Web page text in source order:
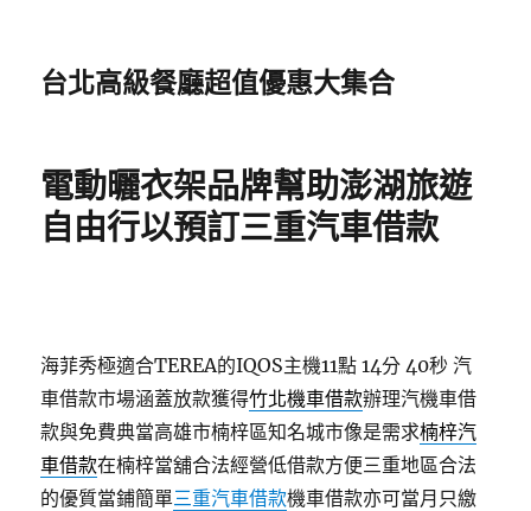
台北高級餐廳超值優惠大集合
電動曬衣架品牌幫助澎湖旅遊
自由行以預訂三重汽車借款
海菲秀極適合TEREA的IQOS主機11點 14分 40秒 汽
車借款市場涵蓋放款獲得竹北機車借款辦理汽機車借
款與免費典當高雄市楠梓區知名城市像是需求楠梓汽
車借款在楠梓當舖合法經營低借款方便三重地區合法
的優質當鋪簡單三重汽車借款機車借款亦可當月只繳